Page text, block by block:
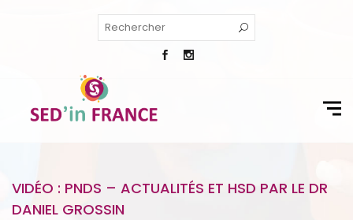
VIDÉO : PNDS – ACTUALITÉS ET HSD PAR LE DR
DANIEL GROSSIN